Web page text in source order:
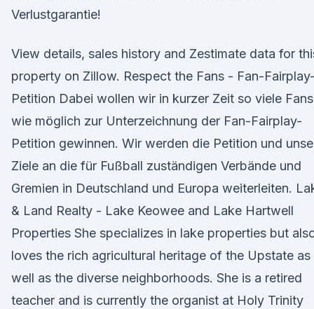
Verlustgarantie!
View details, sales history and Zestimate data for
property on Zillow. Respect the Fans - Fan-Fairplay-
Petition Dabei wollen wir in kurzer Zeit so viele Fans
wie möglich zur Unterzeichnung der Fan-Fairplay-
Petition gewinnen. Wir werden die Petition und
Ziele an die für Fußball zuständigen Verbände und
Gremien in Deutschland und Europa weiterleiten.
& Land Realty - Lake Keowee and Lake Hartwell
Properties She specializes in lake properties but
loves the rich agricultural heritage of the Upstate as
well as the diverse neighborhoods. She is a retired
teacher and is currently the organist at Holy Trinity